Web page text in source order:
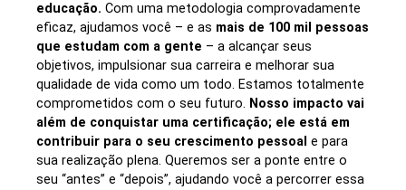
educação. Com uma metodologia comprovadamente
eficaz, ajudamos você – e as mais de 100 mil pessoas
que estudam com a gente – a alcançar seus
objetivos, impulsionar sua carreira e melhorar sua
qualidade de vida como um todo. Estamos totalmente
comprometidos com o seu futuro. Nosso impacto vai
além de conquistar uma certificação; ele está em
contribuir para o seu crescimento pessoal e para
sua realização plena. Queremos ser a ponte entre o
seu “antes” e “depois”, ajudando você a percorrer essa